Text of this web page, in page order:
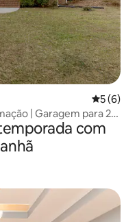
5 de
5 (6)
| Garagem para 2
com